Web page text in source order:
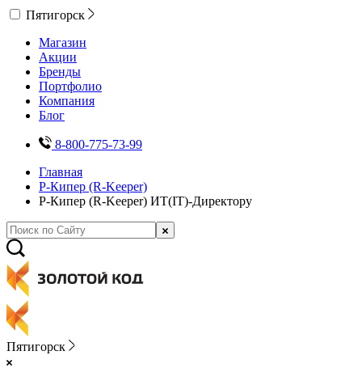
Пятигорск
Магазин
Акции
Бренды
Портфолио
Компания
Блог
8-800-775-73-99
Главная
Р-Кипер (R-Keeper)
Р-Кипер (R-Keeper) ИТ(IT)-Директору
Пятигорск